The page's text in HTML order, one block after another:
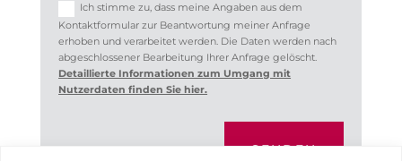
Ich stimme zu, dass meine Angaben aus dem
Kontaktformular zur Beantwortung meiner Anfrage
erhoben und verarbeitet werden. Die Daten werden nach
abgeschlossener Bearbeitung Ihrer Anfrage gelöscht.
Detaillierte Informationen zum Umgang mit
Nutzerdaten finden Sie hier.
SENDEN